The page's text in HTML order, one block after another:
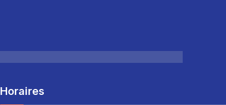
Horaires